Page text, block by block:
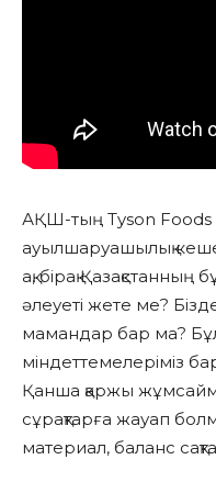
АҚШ-тың Tyson Foods
ауылшаруашылық
ақ, бірақ Қазақстанның
әлеуеті жете ме?
мамандар бар ма?
міндеттемелеріміз
Қанша қаржы
сұрақтарға жауап
материал, баланс